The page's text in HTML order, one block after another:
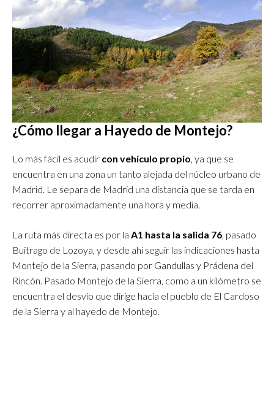
¿Cómo llegar a Hayedo de Montejo?
Lo más fácil es acudir con vehículo propio , ya que se
encuentra en una zona un tanto alejada del núcleo urbano de
Madrid. Le separa de Madrid una distancia que se tarda en
recorrer aproximadamente una hora y media.
La ruta más directa es por la A1 hasta la salida 76 , pasado
Buitrago de Lozoya, y desde ahí seguir las indicaciones hasta
Montejo de la Sierra, pasando por Gandullas y Prádena del
Rincón. Pasado Montejo de la Sierra, como a un kilómetro se
encuentra el desvío que dirige hacia el pueblo de El Cardoso
de la Sierra y al hayedo de Montejo.